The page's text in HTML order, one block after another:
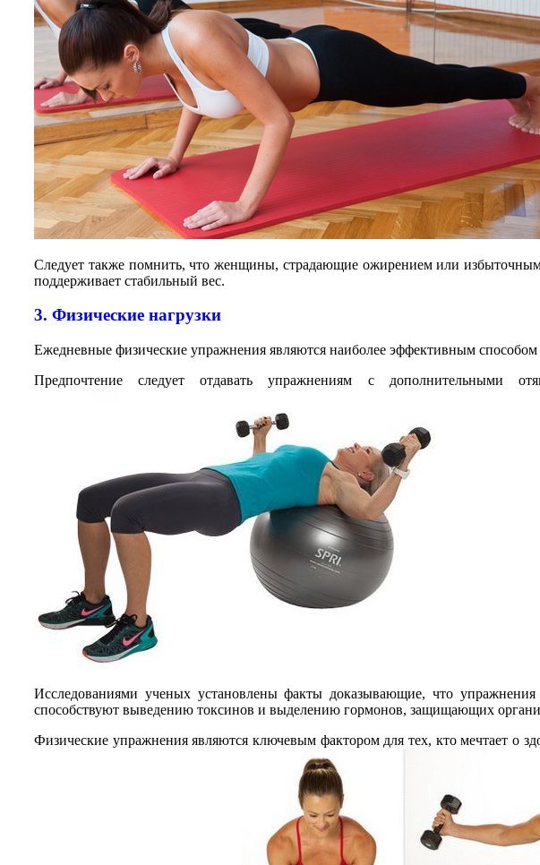
Следует также помнить, что женщины, страдающие ожирением или
поддерживает стабильный вес.
3. Физические нагрузки
Ежедневные физические упражнения являются наиболее эффективным
Предпочтение следует отдавать упражнениям с дополнительными
Исследованиями ученых установлены факты доказывающие, что
способствуют выведению токсинов и выделению гормонов, защищающих
Физические упражнения являются ключевым фактором для тех, кто мечтает о